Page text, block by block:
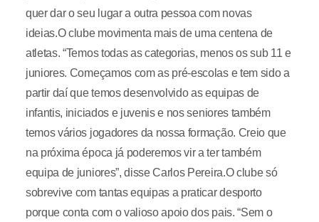
quer dar o seu lugar a outra pessoa com novas
ideias.O clube movimenta mais de uma centena de
atletas. “Temos todas as categorias, menos os sub 11 e
juniores. Começamos com as pré-escolas e tem sido a
partir daí que temos desenvolvido as equipas de
infantis, iniciados e juvenis e nos seniores também
temos vários jogadores da nossa formação. Creio que
na próxima época já poderemos vir a ter também
equipa de juniores”, disse Carlos Pereira.O clube só
sobrevive com tantas equipas a praticar desporto
porque conta com o valioso apoio dos pais. “Sem o